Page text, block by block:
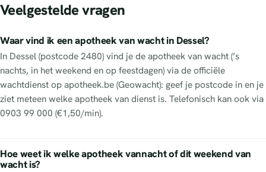
Veelgestelde vragen
Waar vind ik een apotheek van wacht in Dessel?
In Dessel (postcode 2480) vind je de apotheek van wacht (’s
nachts, in het weekend en op feestdagen) via de officiële
wachtdienst op apotheek.be (Geowacht): geef je postcode in en je
ziet meteen welke apotheek van dienst is. Telefonisch kan ook via
0903 99 000 (€1,50/min).
Hoe weet ik welke apotheek vannacht of dit weekend van
wacht is?